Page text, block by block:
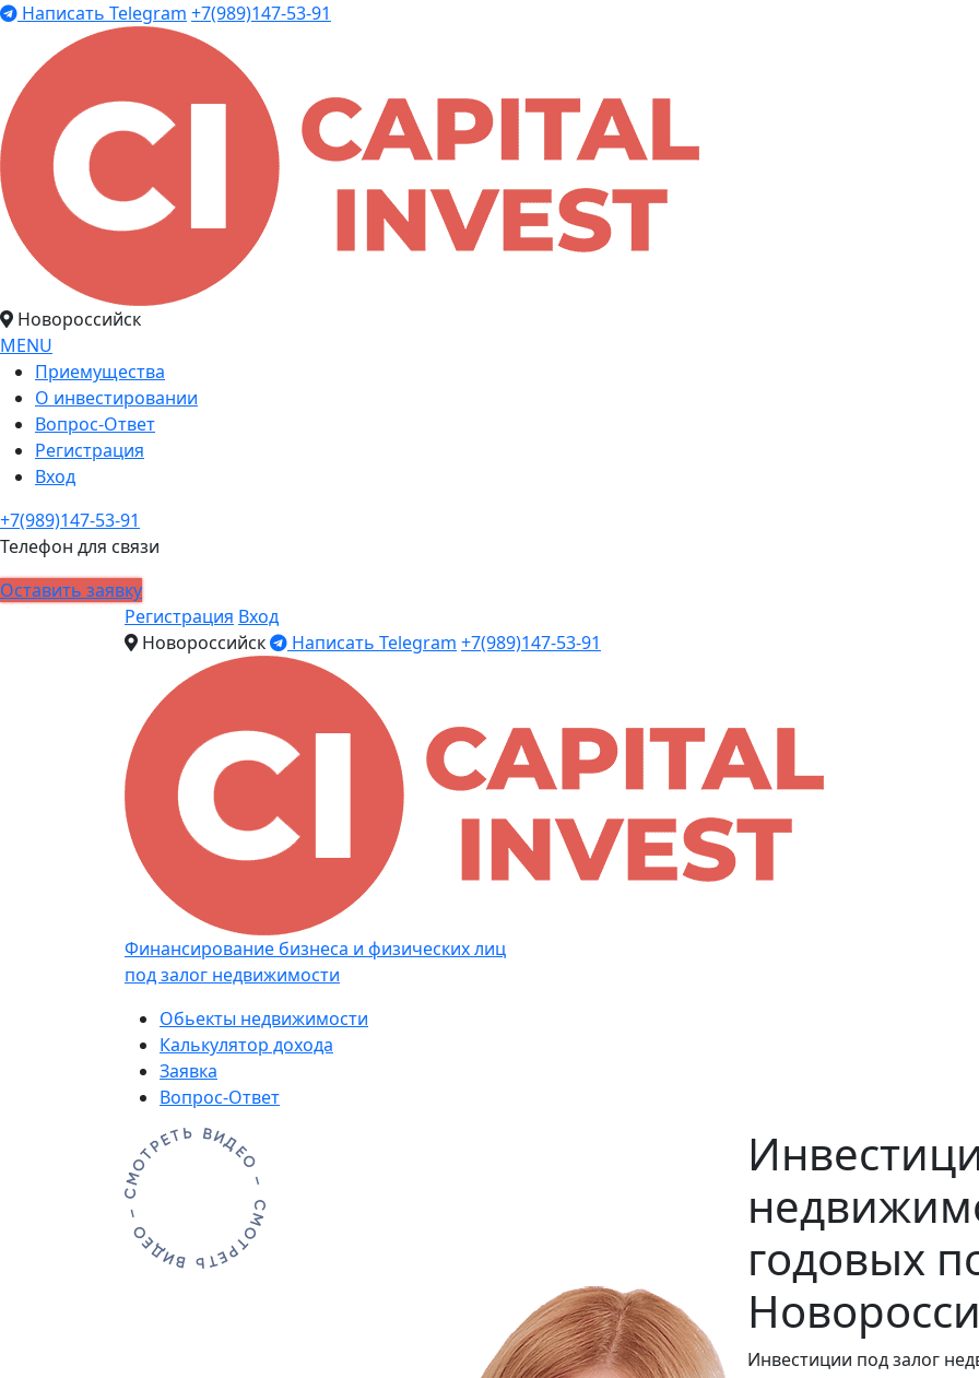
Написать Telegram +7(989)147-53-91
Новороссийск
MENU
Приемущества
О инвестировании
Вопрос-Ответ
Регистрация
Вход
+7(989)147-53-91
Телефон для связи
Оставить заявку
Регистрация Вход
Новороссийск
Написать Telegram +7(989)147-53-91
Финансирование бизнеса и физических лиц
под залог недвижимости
Обьекты недвижимости
Калькулятор дохода
Заявка
Вопрос-Ответ
годовых
Инвестиции под залог